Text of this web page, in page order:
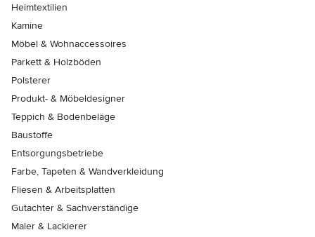
Heimtextilien
Kamine
Möbel & Wohnaccessoires
Parkett & Holzböden
Polsterer
Produkt- & Möbeldesigner
Teppich & Bodenbeläge
Baustoffe
Entsorgungsbetriebe
Farbe, Tapeten & Wandverkleidung
Fliesen & Arbeitsplatten
Gutachter & Sachverständige
Maler & Lackierer